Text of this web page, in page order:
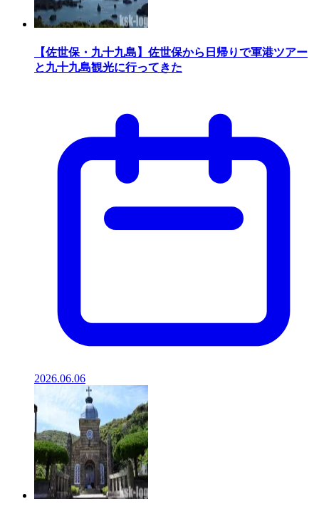
【佐世保・九十九島】佐世保から日帰りで軍港ツアー
と九十九島観光に行ってきた
2026.06.06